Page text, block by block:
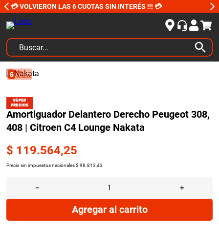
💳 VOLVIERON LAS 6 CUOTAS SIN INTERÉS !!! 💳
Buscar...
Amortiguador Delantero Derecho Peugeot 308,
408 | Citroen C4 Lounge Nakata
$ 119.564,25
Precio sin impuestos nacionales $ 98 813 43
＋
－
Agregar al carrito
TÉRMINOS MÁS BUSCADOS
2.
amortiguadores
3.
honda civic
5
bujias ngk
citroen c4
9.
bmw